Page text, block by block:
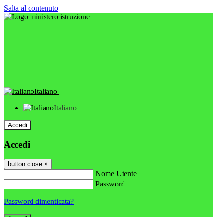
Salta al contenuto
Italiano
Italiano
Accedi
Accedi
button close ×
Nome Utente
Password
Password dimenticata?